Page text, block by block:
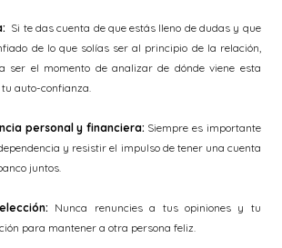
Si te das cuenta de que estás lleno de dudas y que
de lo que solías ser al principio de la relación,
ser el momento de analizar de dónde viene esta
auto-confianza.
personal y financiera: Siempre es importante
y resistir el impulso de tener una cuenta
juntos.
Nunca renuncies a tus opiniones y tu
para mantener a otra persona feliz.